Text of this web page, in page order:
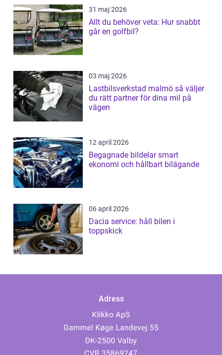
31 maj 2026
Allt du behöver veta: Hur snabbt
går en golfbil?
03 maj 2026
Lastbilsverkstad malmö så väljer
du rätt partner för dina mil på
vägen
12 april 2026
Begagnade bildelar smart
ekonomi och hållbart bilägande
06 april 2026
Dacia service: håll bilen i
toppskick
Adress